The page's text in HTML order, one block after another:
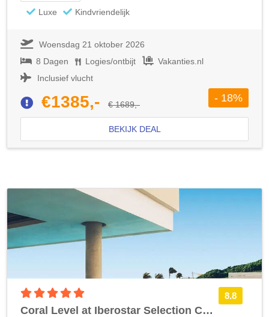
Luxe
Kindvriendelijk
Woensdag 21 oktober 2026
8 Dagen
Logies/ontbijt
Vakanties.nl
Inclusief vlucht
€1385,- € 1689,-
- 18%
BEKIJK DEAL
8.8
Coral Level at Iberostar Selection Cancun